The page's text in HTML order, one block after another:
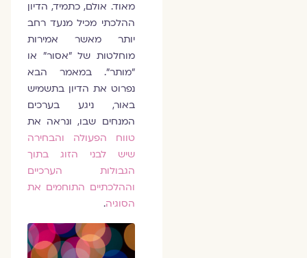
מאוד. אולם, כתמיד, הדיון
ההלכתי מכיל מנעד רחב
יותר מאשר אמירות
מוחלטות של ״אסור״ או
״מותר״. במאמר הבא
נפרוט את הדיון בתשמיש
באור, ניגע בערכים
המנחים שבו, ונראה את
טווח הפעולה והבחירה
שיש לבני הזוג בתוך
הגבולות הערכיים
וההלכתיים התוחמים את
הסוגיה.